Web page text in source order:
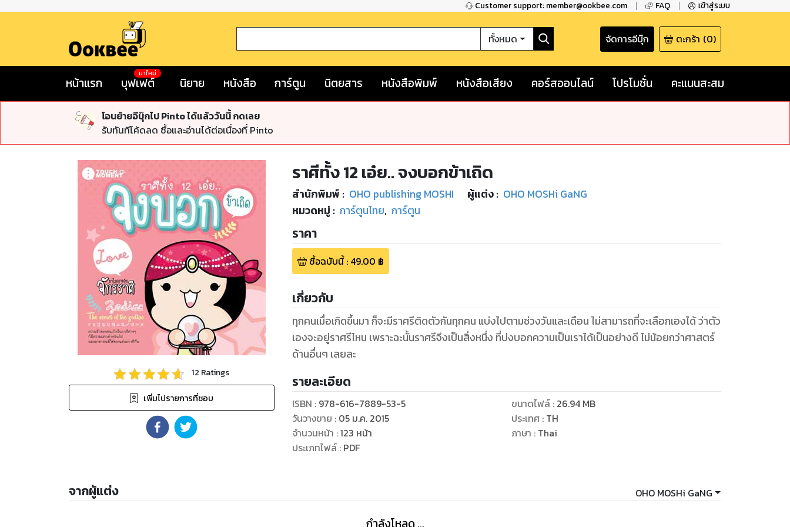
Customer support: member@ookbee.com FAQ เข้าสู่ระบบ
ทั้งหมด จัดการอีบุ๊ก ตะกร้า (0)
หน้าแรก บุฟเฟต์
มาใหม่
นิยาย หนังสือ การ์ตูน นิตยสาร หนังสือพิมพ์ หนังสือเสียง คอร์สออนไลน์ โปรโมชั่น คะแนนสะสม
โอนย้ายอีบุ๊กไป Pinto ได้แล้ววันนี้ กดเลย
รับทันทีโค้ดลด ซื้อและอ่านได้ต่อเนื่องที่ Pinto
12 Ratings
เพิ่มไปรายการที่ชอบ
ราศีทั้ง 12 เอ๋ย.. จงบอกข้าเถิด
สำนักพิมพ์ : OHO publishing MOSHI ผู้แต่ง : OHO MOSHi GaNG
หมวดหมู่ : การ์ตูนไทย, การ์ตูน
ราคา
ซื้อฉบับนี้: 49.00 ฿
เกี่ยวกับ
ทุกคนเมื่อเกิดขึ้นมา ก็จะมีราศรีติดตัวกันทุกคน แบ่งไปตามช่วงวันและเดือน ไม่สามารถที่จะเลือกเองได้ ว่าตัว
เองจะอยู่ราศรีไหน เพราะฉะนั้นราศรีจึงเป็นสิ่งหนึ่ง ที่บ่งบอกความเป็นเราได้เป็นอย่างดี ไม่น้อยกว่าศาสตร์
ด้านอื่นๆ เลยละ
รายละเอียด
ISBN : 978-616-7889-53-5
วันวางขาย : 05 ม.ค. 2015
จำนวนหน้า :123 หน้า
ประเภทไฟล์: PDF
ขนาดไฟล์: 26.94 MB
ประเทศ : TH
ภาษา : Thai
จากผู้แต่ง OHO MOSHi GaNG